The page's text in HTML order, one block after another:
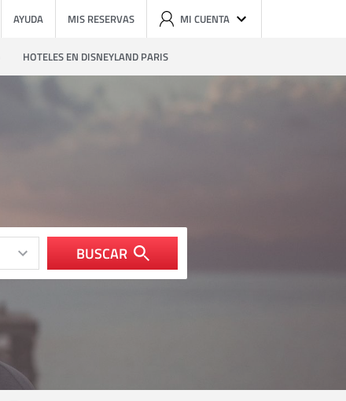
AYUDA MIS RESERVAS MI CUENTA
HOTELES EN DISNEYLAND PARIS
BUSCAR